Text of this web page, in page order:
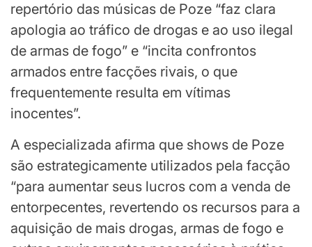
repertório das músicas de Poze “faz clara
apologia ao tráfico de drogas e ao uso ilegal
de armas de fogo” e “incita confrontos
armados entre facções rivais, o que
frequentemente resulta em vítimas
inocentes”.
A especializada afirma que shows de Poze
são estrategicamente utilizados pela facção
“para aumentar seus lucros com a venda de
entorpecentes, revertendo os recursos para a
aquisição de mais drogas, armas de fogo e